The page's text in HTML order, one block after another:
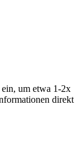
um etwa 1-2x
direkt